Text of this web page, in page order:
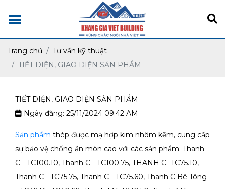
Trang chủ
Tư vấn kỹ thuật
TIẾT DIỆN, GIAO DIỆN SẢN PHẨM
TIẾT DIỆN, GIAO DIỆN SẢN PHẨM
Ngày đăng: 25/11/2024 09:42 AM
Sản phẩm thép được mạ hợp kim nhôm kẽm, cung cấp
sự bảo vệ chống ăn mòn cao với các sản phẩm: Thanh
C - TC100.10, Thanh C - TC100.75, THANH C- TC75.10,
Thanh C - TC75.75, Thanh C - TC75.60, Thanh C Bê Tông